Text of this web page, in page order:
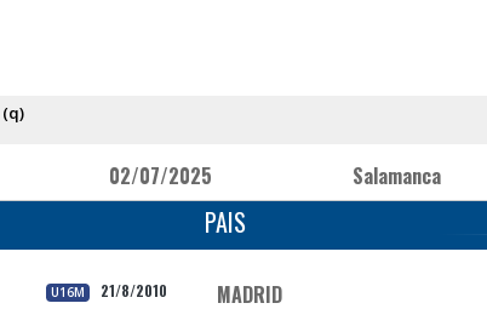
02/07/2025 Salamanca
PAIS
U16M 21/8/2010 MADRID